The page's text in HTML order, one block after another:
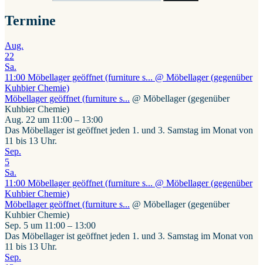
Termine
Aug.
22
Sa.
11:00 Möbellager geöffnet (furniture s... @ Möbellager (gegenüber
Kuhbier Chemie)
Möbellager geöffnet (furniture s... @ Möbellager (gegenüber
Kuhbier Chemie)
Aug. 22 um 11:00 – 13:00
Das Möbellager ist geöffnet jeden 1. und 3. Samstag im Monat von
11 bis 13 Uhr.
Sep.
5
Sa.
11:00 Möbellager geöffnet (furniture s... @ Möbellager (gegenüber
Kuhbier Chemie)
Möbellager geöffnet (furniture s... @ Möbellager (gegenüber
Kuhbier Chemie)
Sep. 5 um 11:00 – 13:00
Das Möbellager ist geöffnet jeden 1. und 3. Samstag im Monat von
11 bis 13 Uhr.
Sep.